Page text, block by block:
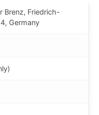
Brenz, Friedrich-
Germany